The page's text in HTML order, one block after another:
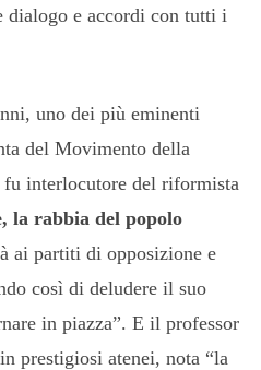
dialogo e accordi con tutti i
uno dei più eminenti
del Movimento della
interlocutore del riformista
la rabbia del popolo
ai partiti di opposizione e
così di deludere il suo
in piazza”. E il professor
prestigiosi atenei, nota “la